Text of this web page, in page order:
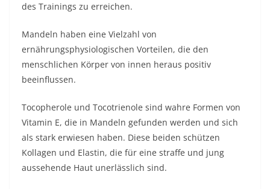
des Trainings zu erreichen.
Mandeln haben eine Vielzahl von
ernährungsphysiologischen Vorteilen, die den
menschlichen Körper von innen heraus positiv
beeinflussen.
Tocopherole und Tocotrienole sind wahre Formen von
Vitamin E, die in Mandeln gefunden werden und sich
als stark erwiesen haben. Diese beiden schützen
Kollagen und Elastin, die für eine straffe und jung
aussehende Haut unerlässlich sind.